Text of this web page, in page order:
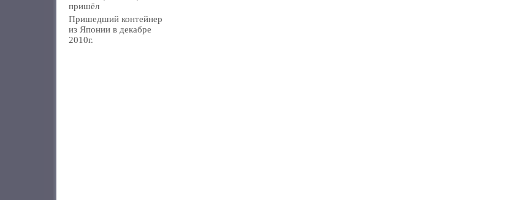
пришёл
Пришедший контейнер
из Японии в декабре
2010г.